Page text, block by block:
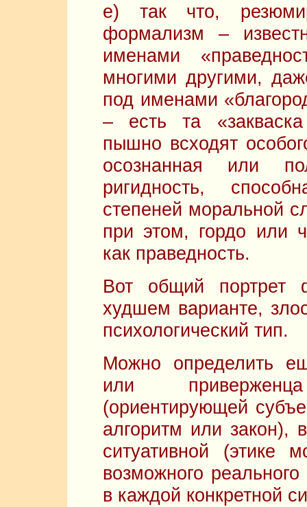
е) так что,
формализм –
именами
многими другими,
под именами
– есть та
пышно всходят
осознанная или
ригидность,
степеней моральной
при этом, гордо или
как праведность.
Вот общий портрет
худшем варианте,
психологический тип.
Можно определить
или
(ориентирующей
алгоритм или закон),
ситуативной (этике
возможного
в каждой конкретной